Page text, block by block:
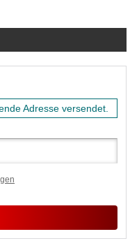
Adresse versendet.